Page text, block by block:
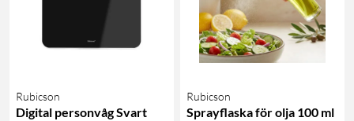
Rubicson
Digital personvåg Svart
Rubicson
Sprayflaska för olja 100 ml